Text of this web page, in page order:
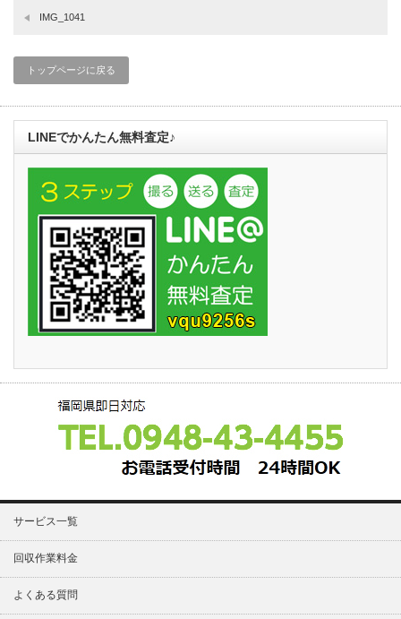
IMG_1041
トップページに戻る
LINEでかんたん無料査定♪
サービス一覧
回収作業料金
よくある質問